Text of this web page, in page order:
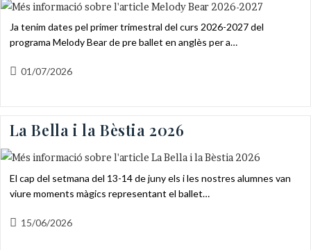
Ja tenim dates pel primer trimestral del curs 2026-2027 del
programa Melody Bear de pre ballet en anglès per a…
Entrada
01/07/2026
La Bella i la Bèstia 2026
El cap del setmana del 13-14 de juny els i les nostres alumnes van
viure moments màgics representant el ballet…
Entrada
15/06/2026